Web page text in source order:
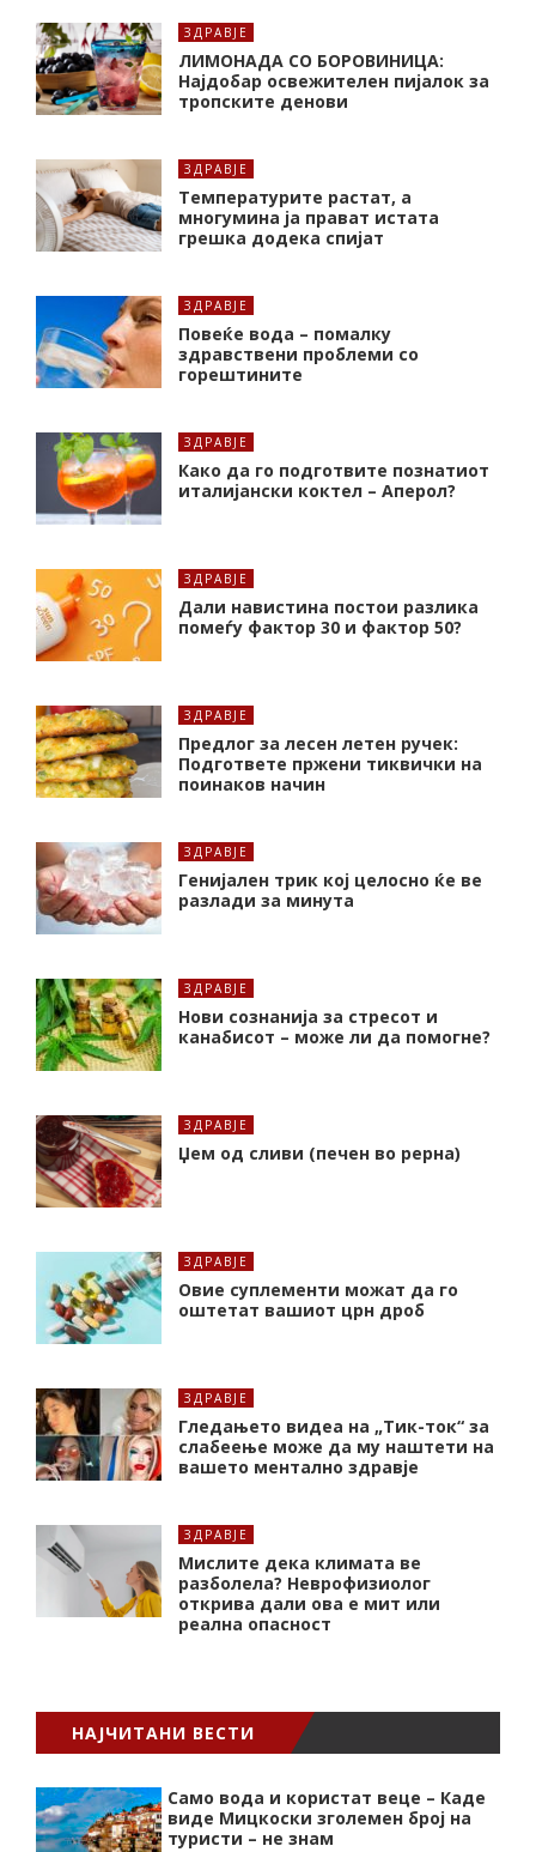
ЗДРАВЈЕ
ЛИМОНАДА СО БОРОВИНИЦА:
Најдобар освежителен пијалок за
тропските денови
ЗДРАВЈЕ
Температурите растат, а
многумина ја прават истата
грешка додека спијат
ЗДРАВЈЕ
Повеќе вода – помалку
здравствени проблеми со
горештините
ЗДРАВЈЕ
Како да го подготвите познатиот
италијански коктел – Аперол?
ЗДРАВЈЕ
Дали навистина постои разлика
помеѓу фактор 30 и фактор 50?
ЗДРАВЈЕ
Предлог за лесен летен ручек:
Подгответе пржени тиквички на
поинаков начин
ЗДРАВЈЕ
Генијален трик кој целосно ќе ве
разлади за минута
ЗДРАВЈЕ
Нови сознанија за стресот и
канабисот – може ли да помогне?
ЗДРАВЈЕ
Џем од сливи (печен во рерна)
ЗДРАВЈЕ
Oвие суплементи можат да го
оштетат вашиот црн дроб
ЗДРАВЈЕ
Гледањето видеа на „Тик-ток“ за
слабеење може да му наштети на
вашето ментално здравје
ЗДРАВЈЕ
Мислите дека климата ве
разболела? Неврофизиолог
открива дали ова е мит или
реална опасност
НАЈЧИТАНИ ВЕСТИ
Само вода и користат веце – Каде
виде Мицкоски зголемен број на
туристи – не знам